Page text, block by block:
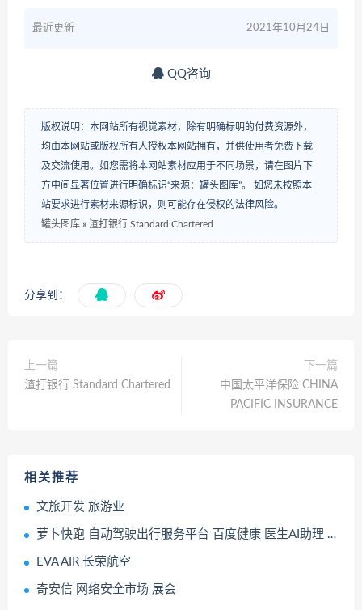
最近更新 2021年10月24日
QQ咨询
版权说明：本网站所有视觉素材，除有明确标明的付费资源外，
均由本网站或版权所有人授权本网站拥有，并供使用者免费下载
及交流使用。如您需将本网站素材应用于不同场景，请在图片下
方中间显著位置进行明确标识“来源：罐头图库”。 如您未按照本
站要求进行素材来源标识，则可能存在侵权的法律风险。
罐头图库 » 渣打银行 Standard Chartered
分享到：
上一篇
渣打银行 Standard Chartered
下一篇
中国太平洋保险 CHINA
PACIFIC INSURANCE
相关推荐
文旅开发 旅游业
萝卜快跑 自动驾驶出行服务平台 百度健康 医生AI助理 AI问诊
EVA AIR 长荣航空
奇安信 网络安全市场 展会